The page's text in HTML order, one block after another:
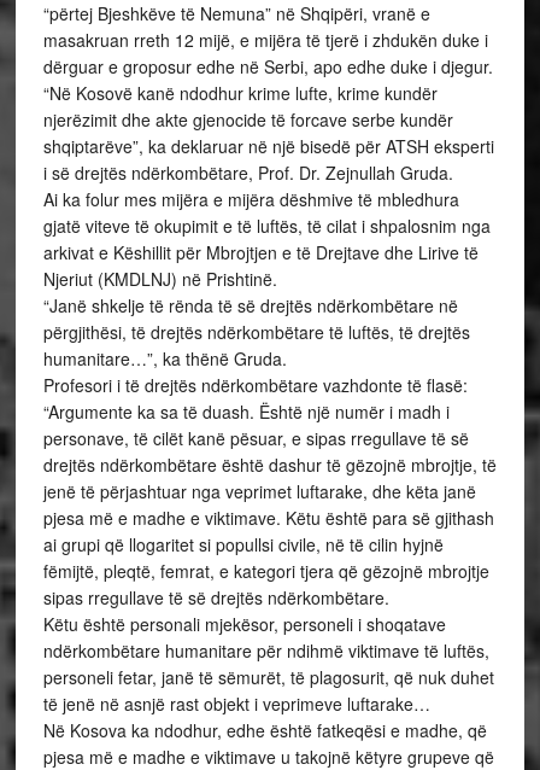
“përtej Bjeshkëve të Nemuna” në Shqipëri, vranë e
masakruan rreth 12 mijë, e mijëra të tjerë i zhdukën duke i
dërguar e groposur edhe në Serbi, apo edhe duke i djegur.
“Në Kosovë kanë ndodhur krime lufte, krime kundër
njerëzimit dhe akte gjenocide të forcave serbe kundër
shqiptarëve”, ka deklaruar në një bisedë për ATSH eksperti
i së drejtës ndërkombëtare, Prof. Dr. Zejnullah Gruda.
Ai ka folur mes mijëra e mijëra dëshmive të mbledhura
gjatë viteve të okupimit e të luftës, të cilat i shpalosnim nga
arkivat e Këshillit për Mbrojtjen e të Drejtave dhe Lirive të
Njeriut (KMDLNJ) në Prishtinë.
“Janë shkelje të rënda të së drejtës ndërkombëtare në
përgjithësi, të drejtës ndërkombëtare të luftës, të drejtës
humanitare…”, ka thënë Gruda.
Profesori i të drejtës ndërkombëtare vazhdonte të flasë:
“Argumente ka sa të duash. Është një numër i madh i
personave, të cilët kanë pësuar, e sipas rregullave të së
drejtës ndërkombëtare është dashur të gëzojnë mbrojtje, të
jenë të përjashtuar nga veprimet luftarake, dhe këta janë
pjesa më e madhe e viktimave. Këtu është para së gjithash
ai grupi që llogaritet si popullsi civile, në të cilin hyjnë
fëmijtë, pleqtë, femrat, e kategori tjera që gëzojnë mbrojtje
sipas rregullave të së drejtës ndërkombëtare.
Këtu është personali mjekësor, personeli i shoqatave
ndërkombëtare humanitare për ndihmë viktimave të luftës,
personeli fetar, janë të sëmurët, të plagosurit, që nuk duhet
të jenë në asnjë rast objekt i veprimeve luftarake…
Në Kosova ka ndodhur, edhe është fatkeqësi e madhe, që
pjesa më e madhe e viktimave u takojnë këtyre grupeve që